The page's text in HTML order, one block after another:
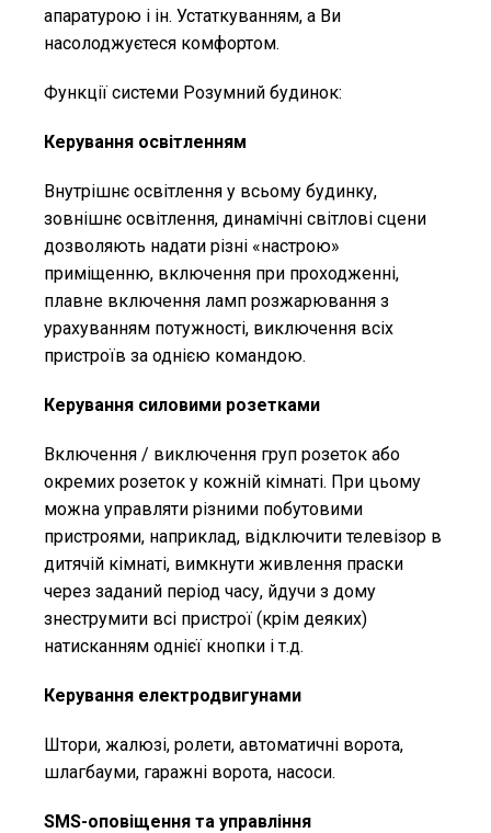
апаратурою і ін. Устаткуванням, а Ви
насолоджуєтеся комфортом.
Функції системи Розумний будинок:
Керування освітленням
Внутрішнє освітлення у всьому будинку,
зовнішнє освітлення, динамічні світлові сцени
дозволяють надати різні «настрою»
приміщенню, включення при проходженні,
плавне включення ламп розжарювання з
урахуванням потужності, виключення всіх
пристроїв за однією командою.
Керування силовими розетками
Включення / виключення груп розеток або
окремих розеток у кожній кімнаті. При цьому
можна управляти різними побутовими
пристроями, наприклад, відключити телевізор в
дитячій кімнаті, вимкнути живлення праски
через заданий період часу, йдучи з дому
знеструмити всі пристрої (крім деяких)
натисканням однієї кнопки і т.д.
Керування електродвигунами
Штори, жалюзі, ролети, автоматичні ворота,
шлагбауми, гаражні ворота, насоси.
SMS-оповіщення та управління